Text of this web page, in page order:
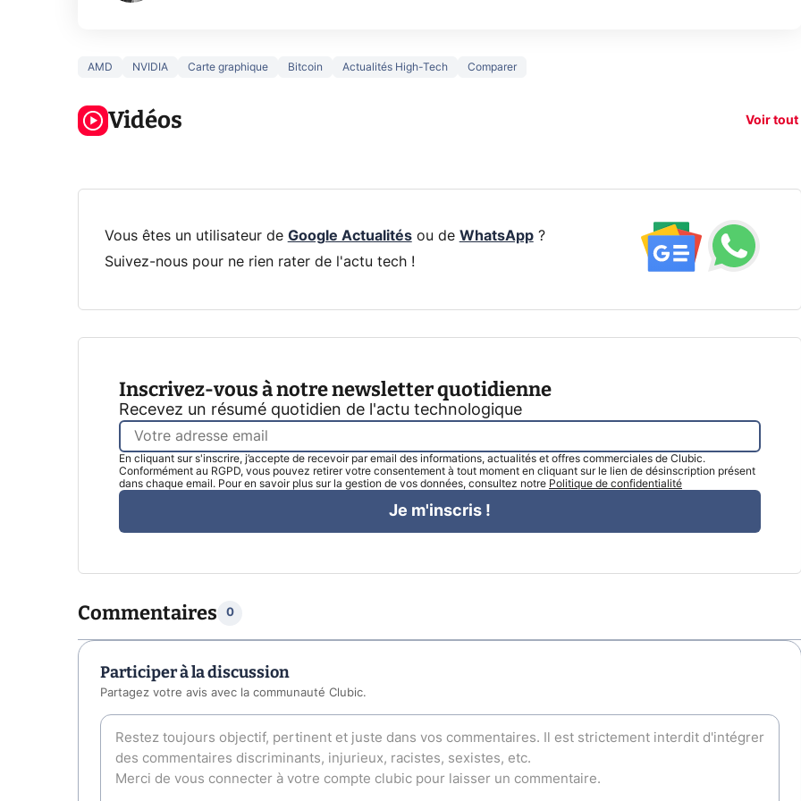
AMD NVIDIA Carte graphique Bitcoin Actualités High-Tech Comparer
Vidéos Voir tout
la prochaine
Xbox !
Vous êtes un utilisateur de Google Actualitésou de WhatsApp?
Suivez-nous pour ne rien rater de l'actu tech !
Inscrivez-vous à notre newsletter quotidienne
Recevez un résumé quotidien de l'actu technologique
En cliquant sur s'inscrire, j’accepte de recevoir par email des informations, actualités et offres commerciales de Clubic.
Conformément au RGPD, vous pouvez retirer votre consentement à tout moment en cliquant sur le lien de désinscription présent
dans chaque email. Pour en savoir plus sur la gestion de vos données, consultez notre Politique de confidentialité
Je m'inscris !
Commentaires 0
Participer à la discussion
Partagez votre avis avec la communauté Clubic.